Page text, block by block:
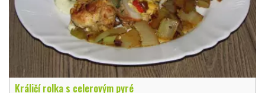
Králičí rolka s celerovým pyré